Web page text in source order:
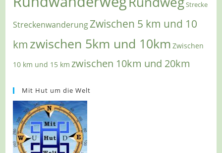
Strecke
StreckenwanderungZwischen 5 km und 10
km zwischen 5km und 10km Zwischen
10 km und 15 km zwischen 10km und 20km
Mit Hut um die Welt